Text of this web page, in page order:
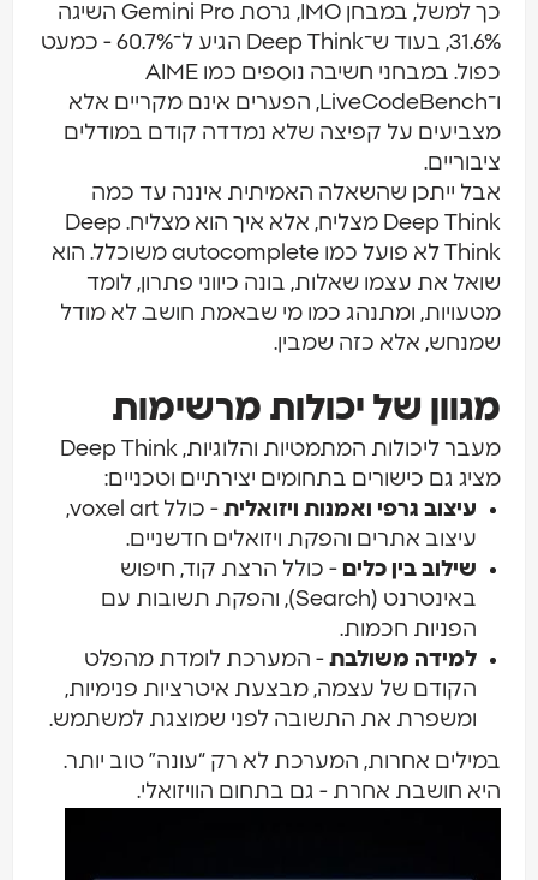
כך למשל, במבחן IMO, גרסת Gemini Pro השיגה
31.6%, בעוד ש־Deep Think הגיע ל־60.7% - כמעט
כפול. במבחני חשיבה נוספים כמו AIME
ו־LiveCodeBench, הפערים אינם מקריים אלא
מצביעים על קפיצה שלא נמדדה קודם במודלים
ציבוריים.
אבל ייתכן שהשאלה האמיתית איננה עד כמה
Deep Think מצליח, אלא איך הוא מצליח. Deep
Think לא פועל כמו autocomplete משוכלל. הוא
שואל את עצמו שאלות, בונה כיווני פתרון, לומד
מטעויות, ומתנהג כמו מי שבאמת חושב. לא מודל
שמנחש, אלא כזה שמבין.
מגוון של יכולות מרשימות
מעבר ליכולות המתמטיות והלוגיות, Deep Think
מציג גם כישורים בתחומים יצירתיים וטכניים:
עיצוב גרפי ואמנות ויזואלית
- כולל voxel art,
עיצוב אתרים והפקת ויזואלים חדשניים.
שילוב בין כלים- כולל הרצת קוד, חיפוש
באינטרנט (Search), והפקת תשובות עם
הפניות חכמות.
למידה משולבת- המערכת לומדת מהפלט
הקודם של עצמה, מבצעת איטרציות פנימיות,
ומשפרת את התשובה לפני שמוצגת למשתמש.
במילים אחרות, המערכת לא רק “עונה” טוב יותר.
היא חושבת אחרת - גם בתחום הוויזואלי.